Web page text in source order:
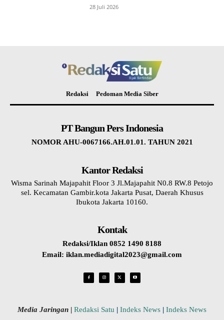
28 Juli 2026
Redaksi Pedoman Media Siber
PT Bangun Pers Indonesia
NOMOR AHU-0067166.AH.01.01. TAHUN 2021
Kantor Redaksi
Wisma Sarinah Majapahit Floor 3 Jl.Majapahit N0.8 RW.8 Petojo
sel. Kecamatan Gambir.kota Jakarta Pusat, Daerah Khusus
Ibukota Jakarta 10160.
Kontak
Redaksi/Iklan 0852 1490 8188
Email: iklan.mediadigital2023@gmail.com
Media Jaringan | Redaksi Satu | Indeks News | Indeks News